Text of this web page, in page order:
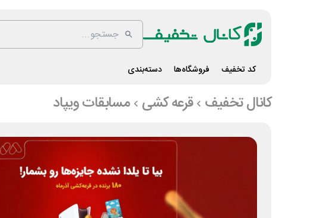
کد تخفیف فروشگاه‌ها دسته‌بندی
کانال تخفیف قرعه کشی مسابقات ویپاد